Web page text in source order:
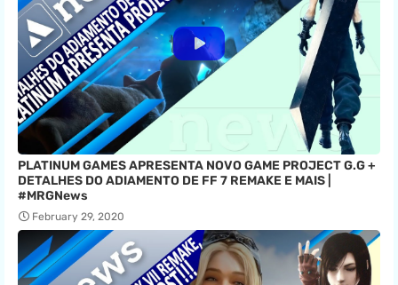
PLATINUM GAMES APRESENTA NOVO GAME PROJECT G.G +
DETALHES DO ADIAMENTO DE FF 7 REMAKE E MAIS |
#MRGNews
February 29, 2020